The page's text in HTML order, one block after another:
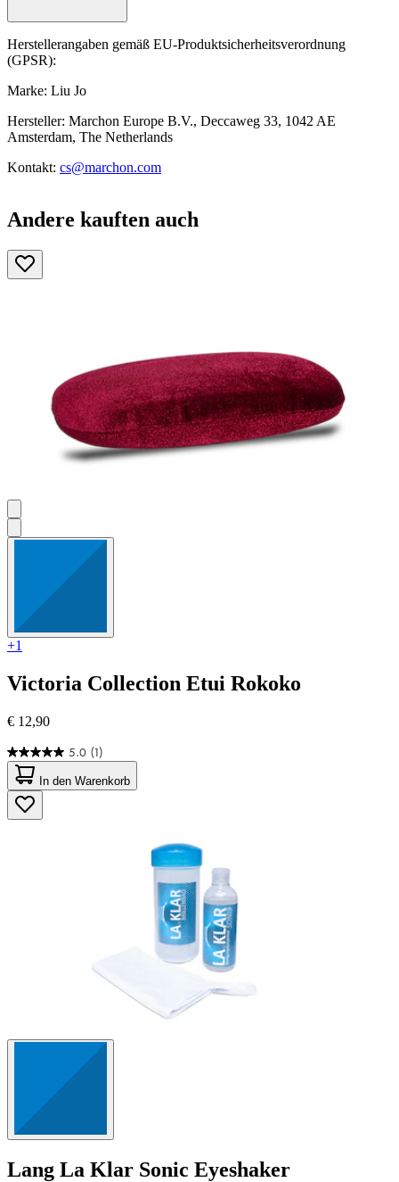
Herstellerangaben gemäß EU-Produktsicherheitsverordnung
(GPSR):
Marke: Liu Jo
Hersteller: Marchon Europe B.V., Deccaweg 33, 1042 AE
Amsterdam, The Netherlands
Kontakt: cs@marchon.com
Andere kauften auch
+1
Victoria Collection Etui Rokoko
€ 12,90
5.0 (1)
5.0
von
5
Sternen.
1
In den Warenkorb
Lang La Klar Sonic Eyeshaker